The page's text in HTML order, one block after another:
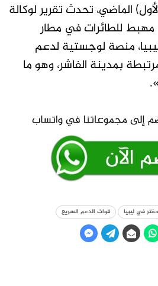
الماضي، تحدث تقرير لوكالة
مهبط للطائرات في مطار
منصة لوجستية لدعم
بمدينة الفاشر، وهو ما
في ليبيا قوات الدعم السريع